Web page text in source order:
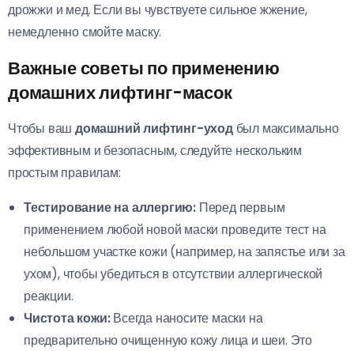
дрожжи и мед. Если вы чувствуете сильное жжение,
немедленно смойте маску.
Важные советы по применению
домашних лифтинг-масок
Чтобы ваш домашний лифтинг-уходбыл максимально
эффективным и безопасным, следуйте нескольким
простым правилам:
Тестирование на аллергию: Перед первым
применением любой новой маски проведите тест на
небольшом участке кожи (например, на запястье или за
ухом), чтобы убедиться в отсутствии аллергической
реакции.
Чистота кожи:Всегда наносите маски на
предварительно очищенную кожу лица и шеи. Это